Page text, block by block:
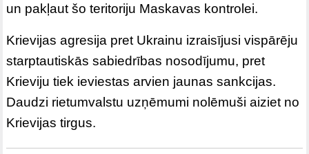
un pakļaut šo teritoriju Maskavas kontrolei.
Krievijas agresija pret Ukrainu izraisījusi vispārēju
starptautiskās sabiedrības nosodījumu, pret
Krieviju tiek ieviestas arvien jaunas sankcijas.
Daudzi rietumvalstu uzņēmumi nolēmuši aiziet no
Krievijas tirgus.